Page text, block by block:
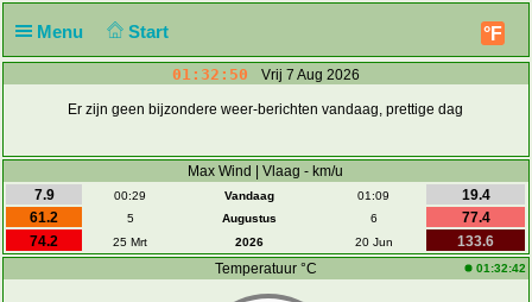
Menu Start °F
01:32:50 Vrij 7 Aug 2026
Er zijn geen bijzondere weer-berichten vandaag, prettige dag
Max Wind | Vlaag - km/u
7.9
00:29 Vandaag 01:09
19.4
61.2
5 Augustus 6
77.4
74.2
25 Mrt 2026 20 Jun
133.6
Temperatuur °C
01:32:42